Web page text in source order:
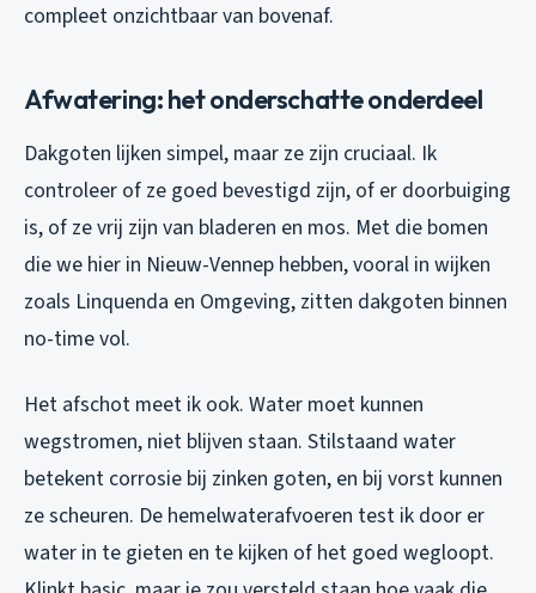
compleet onzichtbaar van bovenaf.
Afwatering: het onderschatte onderdeel
Dakgoten lijken simpel, maar ze zijn cruciaal. Ik
controleer of ze goed bevestigd zijn, of er doorbuiging
is, of ze vrij zijn van bladeren en mos. Met die bomen
die we hier in Nieuw-Vennep hebben, vooral in wijken
zoals Linquenda en Omgeving, zitten dakgoten binnen
no-time vol.
Het afschot meet ik ook. Water moet kunnen
wegstromen, niet blijven staan. Stilstaand water
betekent corrosie bij zinken goten, en bij vorst kunnen
ze scheuren. De hemelwaterafvoeren test ik door er
water in te gieten en te kijken of het goed wegloopt.